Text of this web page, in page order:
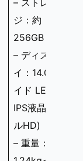
ジ：約
256GB SSD
– ディスプレ
イ：14.0型ワ
イド LED
IPS液晶 (フ
ルHD)
– 重量：約